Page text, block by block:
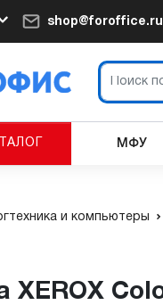
shop@foroffice.ru
МФУ
и компьютеры